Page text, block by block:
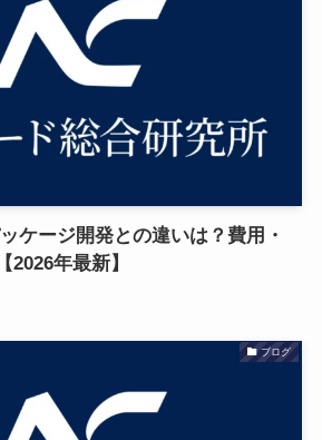
ケージ開発との違いは？費用・
年最新】
ブログ